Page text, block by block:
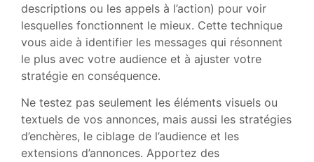
descriptions ou les appels à l’action) pour voir
lesquelles fonctionnent le mieux. Cette technique
vous aide à identifier les messages qui résonnent
le plus avec votre audience et à ajuster votre
stratégie en conséquence.
Ne testez pas seulement les éléments visuels ou
textuels de vos annonces, mais aussi les stratégies
d’enchères, le ciblage de l’audience et les
extensions d’annonces. Apportez des